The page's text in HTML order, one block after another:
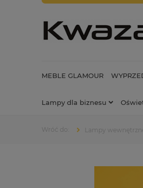
MEBLE GLAMOUR
Lampy dla biznesu
Lampy